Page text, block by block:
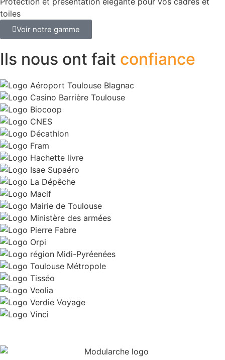
toiles
Voir notre gamme
Ils nous ont fait confiance